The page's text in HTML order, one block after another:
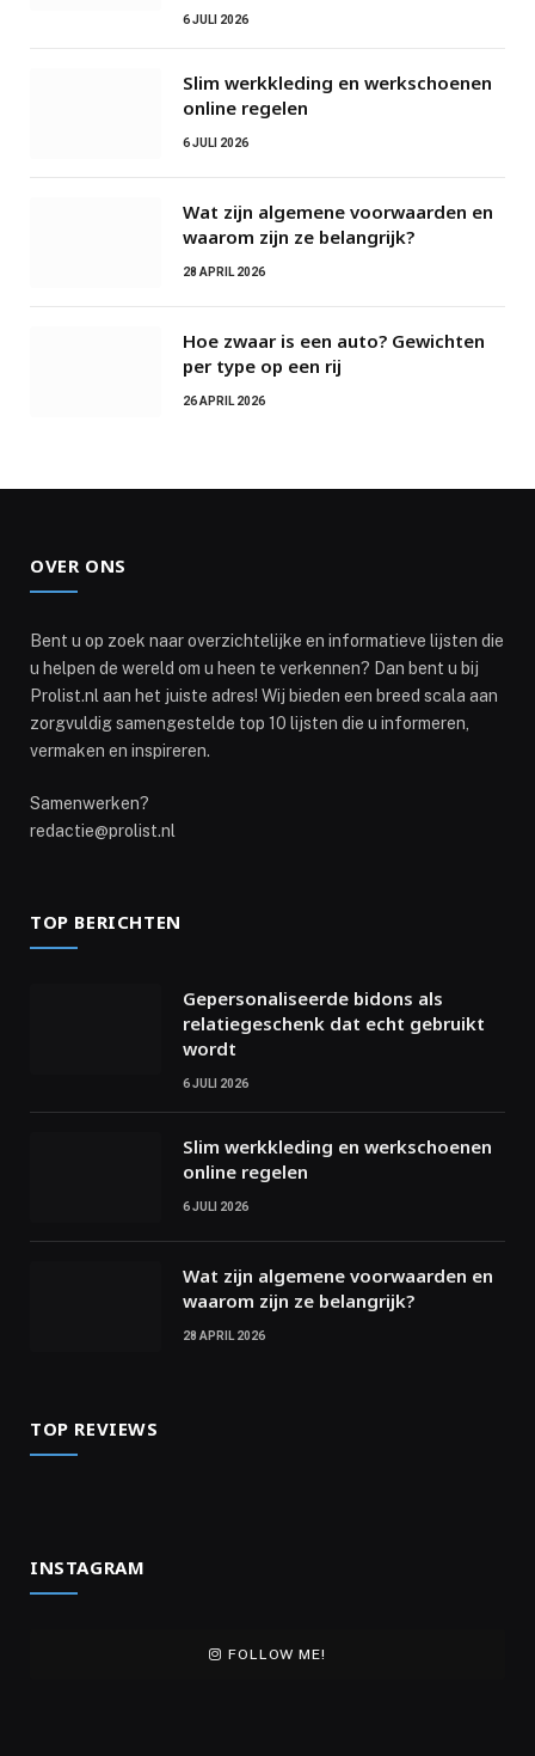
6 JULI 2026
Slim werkkleding en werkschoenen
online regelen
6 JULI 2026
Wat zijn algemene voorwaarden en
waarom zijn ze belangrijk?
28 APRIL 2026
Hoe zwaar is een auto? Gewichten
per type op een rij
26 APRIL 2026
OVER ONS
Bent u op zoek naar overzichtelijke en informatieve lijsten die
u helpen de wereld om u heen te verkennen? Dan bent u bij
Prolist.nl aan het juiste adres! Wij bieden een breed scala aan
zorgvuldig samengestelde top 10 lijsten die u informeren,
vermaken en inspireren.
Samenwerken?
redactie@prolist.nl
TOP BERICHTEN
Gepersonaliseerde bidons als
relatiegeschenk dat echt gebruikt
wordt
6 JULI 2026
Slim werkkleding en werkschoenen
online regelen
6 JULI 2026
Wat zijn algemene voorwaarden en
waarom zijn ze belangrijk?
28 APRIL 2026
TOP REVIEWS
INSTAGRAM
FOLLOW ME!